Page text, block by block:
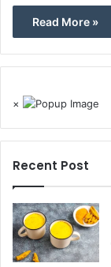
Read More »
×
Recent Post